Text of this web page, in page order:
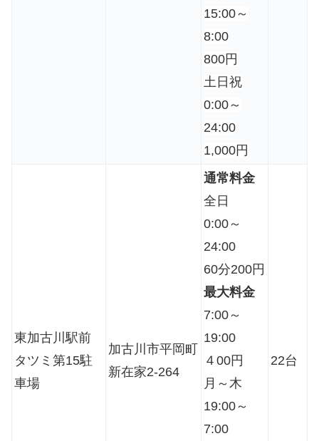
15:00～
8:00
800円
土日祝
0:00～
24:00
1,000円
東加古川駅前
タツミ第15駐
車場
加古川市平岡町
新在家2-264
通常料金
全日
0:00～
24:00
60分200円
最大料金
7:00～
19:00
４00円
月～木
19:00～
7:00
22台